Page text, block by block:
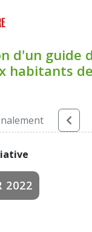
d'un guide
habitants
2022
des cookies